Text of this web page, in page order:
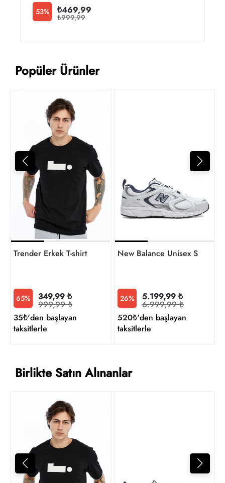
53% ₺469,99
₺999,99
Popüler Ürünler
Trender Erkek T-shirt
65% 349,99 ₺
999,99 ₺
35₺'den başlayan
taksitlerle
New Balance Unisex Sneaker
26% 5.199,99 ₺
6.999,99 ₺
520₺'den başlayan
taksitlerle
Birlikte Satın Alınanlar